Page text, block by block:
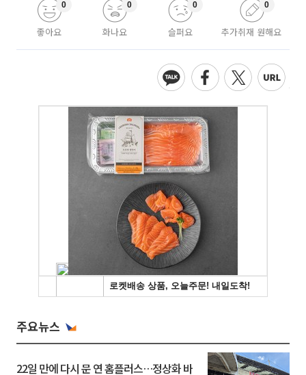
좋아요
0
화나요
0
슬퍼요
0
추가취재 원해요
0
주요뉴스
22일 만에 다시 문 연 홈플러스…정상화 바